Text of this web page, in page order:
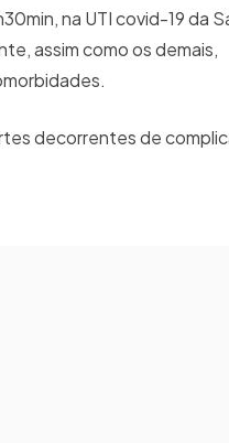
na UTI covid-19 da
assim como os demais,
decorrentes de